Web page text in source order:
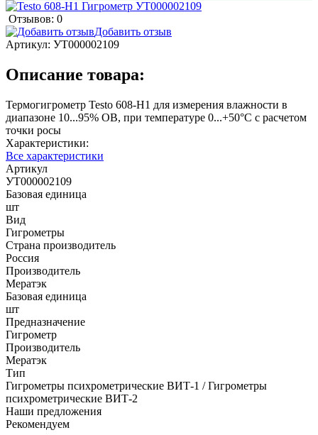
Отзывов: 0
Добавить отзыв
Артикул: УТ000002109
Описание товара:
Термогигрометр Testo 608-Н1 для измерения влажности в
диапазоне 10...95% ОВ, при температуре 0...+50°C с расчетом
точки росы
Характеристики:
Все характеристики
Артикул
УТ000002109
Базовая единица
шт
Вид
Гигрометры
Страна производитель
Россия
Производитель
Мератэк
Базовая единица
шт
Предназначение
Гигрометр
Производитель
Мератэк
Тип
Гигрометры психрометрические ВИТ-1 / Гигрометры
психрометрические ВИТ-2
Наши предложения
Рекомендуем